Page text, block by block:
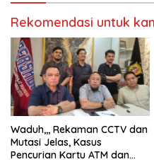
dan Istiqamah
Rekomendasi untuk
Waduh,,, Rekaman CCTV dan
Mutasi Jelas, Kasus
Pencurian Kartu ATM dan